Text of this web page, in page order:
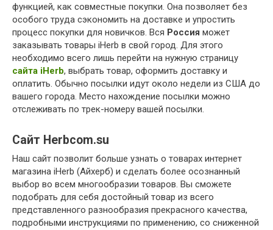
функцией, как совместные покупки. Она позволяет без
особого труда сэкономить на доставке и упростить
процесс покупки для новичков. Вся Россия может
заказывать товары iHerb в свой город. Для этого
необходимо всего лишь перейти на нужную страницу
сайта iHerb, выбрать товар, оформить доставку и
оплатить. Обычно посылки идут около недели из США до
вашего города. Место нахождение посылки можно
отслеживать по трек-номеру вашей посылки.
Сайт Herbcom.su
Наш сайт позволит больше узнать о товарах интернет
магазина iHerb (Айхерб) и сделать более осознанный
выбор во всем многообразии товаров. Вы сможете
подобрать для себя достойный товар из всего
представленного разнообразия прекрасного качества,
подробными инструкциями по применению, со сниженной